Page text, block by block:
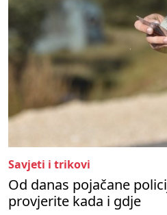
Savjeti i trikovi
Od danas pojačane
provjerite kada i gdje